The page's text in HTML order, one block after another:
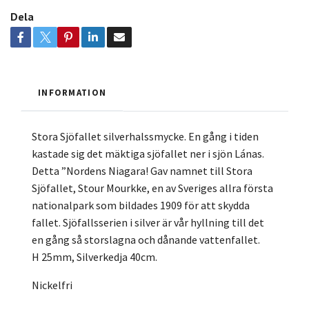
Dela
INFORMATION
Stora Sjöfallet silverhalssmycke. En gång i tiden
kastade sig det mäktiga sjöfallet ner i sjön Lánas.
Detta ”Nordens Niagara! Gav namnet till Stora
Sjöfallet, Stour Mourkke, en av Sveriges allra första
nationalpark som bildades 1909 för att skydda
fallet. Sjöfallsserien i silver är vår hyllning till det
en gång så storslagna och dånande vattenfallet.
H 25mm, Silverkedja 40cm.
Nickelfri